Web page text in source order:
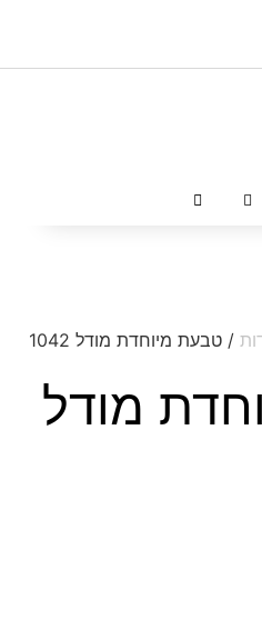
/ טבעת מיוחדת מודל 1042
מודל